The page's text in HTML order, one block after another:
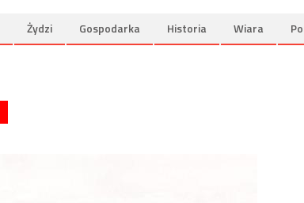
Żydzi Gospodarka Historia Wiara